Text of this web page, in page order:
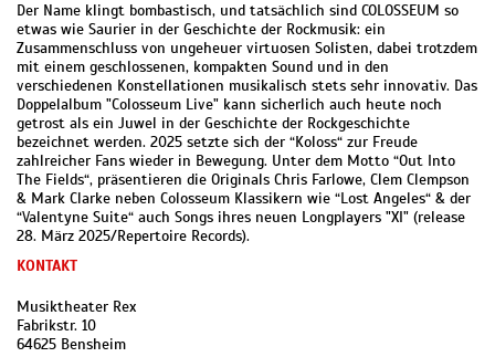
Der Name klingt bombastisch, und tatsächlich sind COLOSSEUM so
etwas wie Saurier in der Geschichte der Rockmusik: ein
Zusammenschluss von ungeheuer virtuosen Solisten, dabei trotzdem
mit einem geschlossenen, kompakten Sound und in den
verschiedenen Konstellationen musikalisch stets sehr innovativ. Das
Doppelalbum "Colosseum Live" kann sicherlich auch heute noch
getrost als ein Juwel in der Geschichte der Rockgeschichte
bezeichnet werden. 2025 setzte sich der “Koloss“ zur Freude
zahlreicher Fans wieder in Bewegung. Unter dem Motto “Out Into
The Fields“, präsentieren die Originals Chris Farlowe, Clem Clempson
& Mark Clarke neben Colosseum Klassikern wie “Lost Angeles“ & der
“Valentyne Suite“ auch Songs ihres neuen Longplayers "XI" (release
28. März 2025/Repertoire Records).
KONTAKT
Musiktheater Rex
Fabrikstr. 10
64625 Bensheim